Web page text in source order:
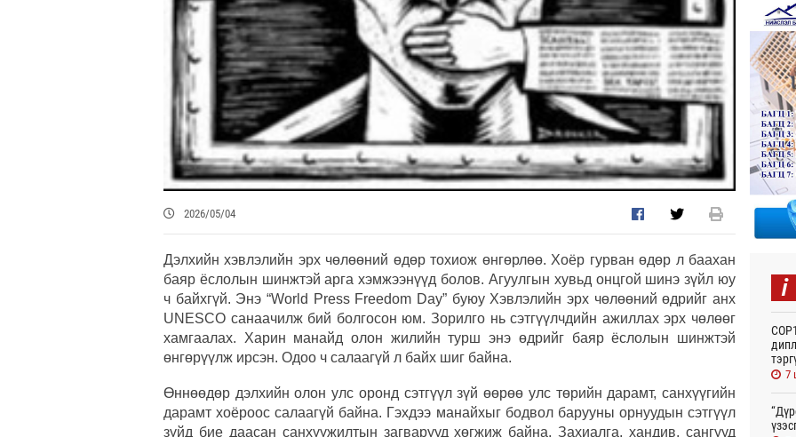
2026/05/04
Дэлхийн хэвлэлийн эрх чөлөөний өдөр тохиож өнгөрлөө. Хоёр гурван өдөр л баахан
баяр ёслолын шинжтэй арга хэмжээнүүд болов. Агуулгын хувьд онцгой шинэ зүйл юу
ч байхгүй. Энэ “World Press Freedom Day” буюу Хэвлэлийн эрх чөлөөний өдрийг анх
UNESCO санаачилж бий болгосон юм. Зорилго нь сэтгүүлчдийн ажиллах эрх чөлөөг
хамгаалах. Харин манайд олон жилийн турш энэ өдрийг баяр ёслолын шинжтэй
өнгөрүүлж ирсэн. Одоо ч салаагүй л байх шиг байна.
Өннөөдөр дэлхийн олон улс оронд сэтгүүл зүй өөрөө улс төрийн дарамт, санхүүгийн
дарамт хоёроос салаагүй байна. Гэхдээ манайхыг бодвол барууны орнуудын сэтгүүл
зүйд бие даасан санхүүжилтын загварууд хөгжиж байна. Захиалга, хандив, сангууд
i
7